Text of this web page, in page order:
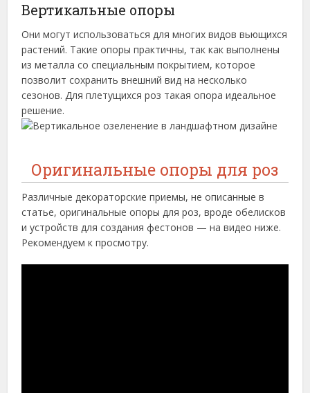
Вертикальные опоры
Они могут использоваться для многих видов вьющихся
растений. Такие опоры практичны, так как выполнены
из металла со специальным покрытием, которое
позволит сохранить внешний вид на несколько
сезонов. Для плетущихся роз такая опора идеальное
решение.
Оригинальные опоры для роз
Различные декораторские приемы, не описанные в
статье, оригинальные опоры для роз, вроде обелисков
и устройств для создания фестонов — на видео ниже.
Рекомендуем к просмотру.